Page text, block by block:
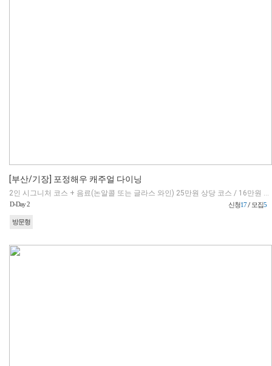
[부산/기장] 포정해우 캐주얼 다이닝
2인 시그니처 코스 + 음료(논알콜 또는 글라스 와인) 25만원 상당 코스 / 16만원 체험권 제공 (초과 금액은 현장 결제)
D-Day 2 신청17/ 모집5
방문형